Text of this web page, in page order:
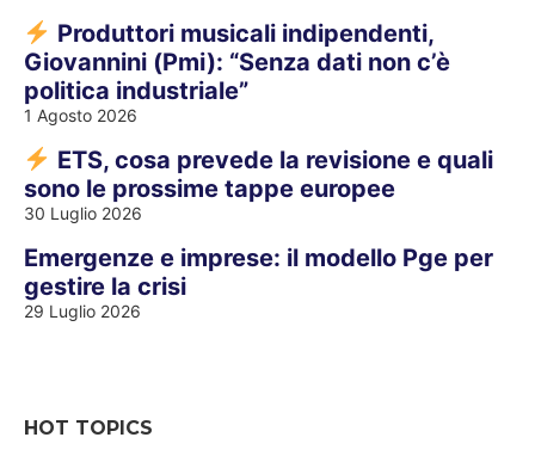
Produttori musicali indipendenti,
Giovannini (Pmi): “Senza dati non c’è
politica industriale”
1 Agosto 2026
ETS, cosa prevede la revisione e quali
sono le prossime tappe europee
30 Luglio 2026
Emergenze e imprese: il modello Pge per
gestire la crisi
29 Luglio 2026
HOT TOPICS